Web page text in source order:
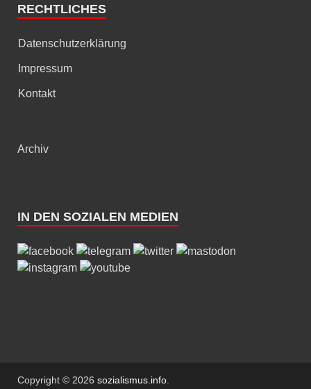
RECHTLICHES
Datenschutzerklärung
Impressum
Kontakt
Archiv
IN DEN SOZIALEN MEDIEN
Copyright © 2026 sozialismus.info